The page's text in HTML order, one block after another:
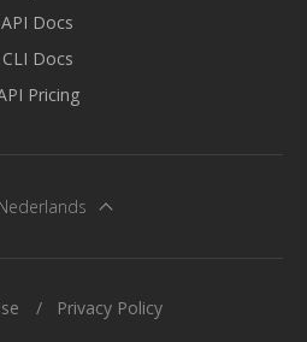
API Docs
CLI Docs
Pricing
Privacy Policy